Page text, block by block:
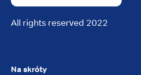
All rights reserved 2022
Na skróty